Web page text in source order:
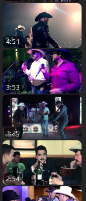
4:51
3:53
3:29
2:54